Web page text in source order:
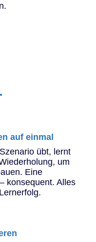
auf einmal
übt, lernt
um
Eine
konsequent. Alles